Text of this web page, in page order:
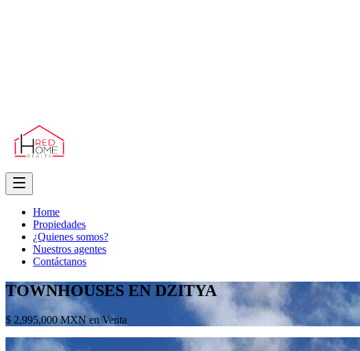
Home
Propiedades
¿Quienes somos?
Nuestros agentes
Contáctanos
TOWNHOUSES EN DZITYA
$ 2,995,000 MXN en Venta